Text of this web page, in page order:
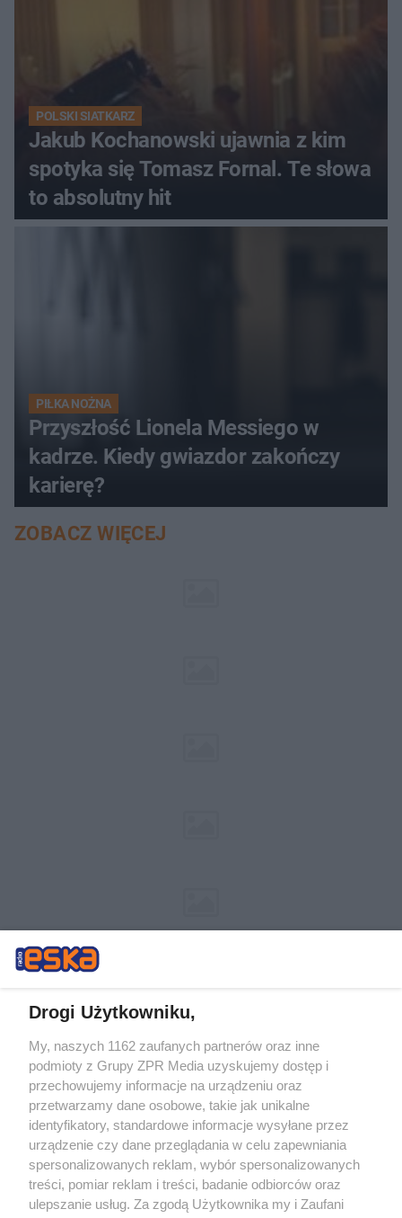
POLSKI SIATKARZ
Jakub Kochanowski ujawnia z kim
spotyka się Tomasz Fornal. Te słowa
to absolutny hit
PIŁKA NOŻNA
Przyszłość Lionela Messiego w
kadrze. Kiedy gwiazdor zakończy
karierę?
ZOBACZ WIĘCEJ
Żaden utwór zamieszczony w serwisie nie może być powielany i
rozpowszechniany lub dalej rozpowszechniany w jakikolwiek sposób (w
tym także elektroniczny lub mechaniczny) na jakimkolwiek polu
eksploatacji w jakiejkolwiek formie, włącznie z umieszczaniem w
Internecie bez pisemnej zgody właściciela praw. Jakiekolwiek użycie lub
wykorzystanie utworów w całości lub w części z naruszeniem prawa,
tzn. bez właściwej zgody, jest zabronione pod groźbą kary i może być
ścigane prawnie.
Drogi Użytkowniku,
My, naszych 1162 zaufanych partnerów oraz inne
podmioty z Grupy ZPR Media uzyskujemy dostęp i
przechowujemy informacje na urządzeniu oraz
przetwarzamy dane osobowe, takie jak unikalne
identyfikatory, standardowe informacje wysyłane przez
urządzenie czy dane przeglądania w celu zapewniania
spersonalizowanych reklam, wybór spersonalizowanych
treści, pomiar reklam i treści, badanie odbiorców oraz
ulepszanie usług. Za zgodą Użytkownika my i Zaufani